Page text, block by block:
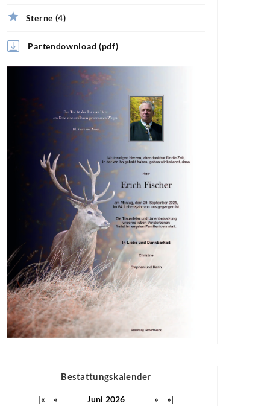
Sterne (4)
Partendownload (pdf)
Bestattungskalender
|« « Juni 2026 » »|